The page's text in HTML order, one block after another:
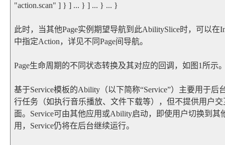
"action.scan" ] } ] ... } ] ... } ... }
此时，当其他Page实例期望导航到此AbilitySlice时，可以在
中指定Action，详见不同Page间导航。
Page生命周期的不同状态转换及其对应的回调，如图1所示
基于Service模板的Ability（以下简称“Service”）主要用于后
行任务（如执行音乐播放、文件下载等），但不提供用户交
面。Service可由其他应用或Ability启动，即使用户切换到其
用，Service仍将在后台继续运行。